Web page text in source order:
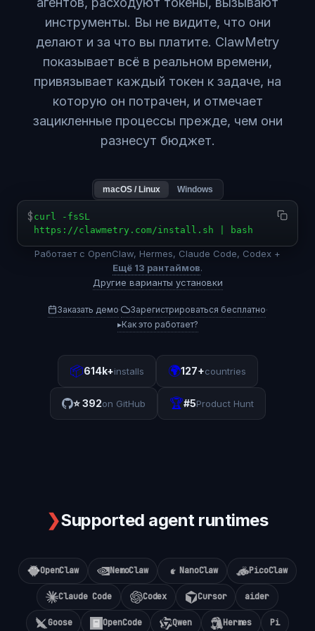
инструменты. Вы не видите, что они
делают и за что вы платите. ClawMetry
показывает всё в реальном времени,
привязывает каждый токен к задаче, на
которую он потрачен, и отмечает
зацикленные процессы прежде, чем они
разнесут бюджет.
macOS / Linux Windows
$ curl -fsSL
https://clawmetry.com/install.sh | bash
Работает с OpenClaw, Hermes, Claude Code, Codex +
Ещё 13 рантаймов.
Другие варианты установки
Заказать демо· Зарегистрироваться бесплатно·
▸Как это работает?
📦614k+installs 🌍127+countries
⭐392on GitHub 🏆#5Product Hunt
❯Supported agent runtimes
OpenClaw NemoClaw NanoClaw PicoClaw
Claude Code Codex Cursor aider
Goose OpenCode Qwen Hermes Pi